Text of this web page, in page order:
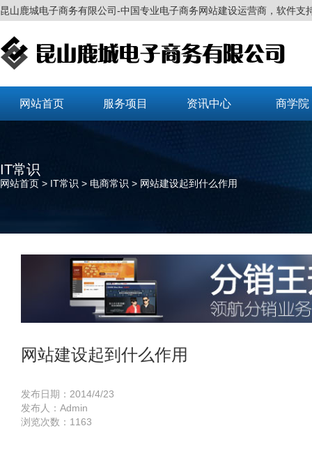
昆山鹿城电子商务有限公司-中国专业电子商务网站建设运营商，软件支
网站首页 服务项目 资讯中心 商学院
IT常识
网站首页 > IT常识 > 电商常识 > 网站建设起到什么作用
网站建设起到什么作用
发布日期：2014/4/23
发布人：Admin
浏览次数： 1163